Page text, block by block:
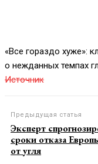
«Все гораздо хуже»:
о нежданных темпах
Источник
Предыдущая статья
Эксперт
сроки отказа
от угля